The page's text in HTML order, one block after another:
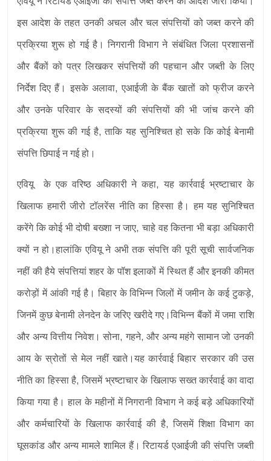
इस आदेश के तहत उनकी अचल और चल संपत्तियों को जब्त करने की
प्रक्रिया शुरू हो गई है। निगरानी विभाग ने संबंधित जिला प्रशासनों
और बैंकों को पत्र लिखकर संपत्तियों की पहचान और जब्ती के लिए
निर्देश दिए हैं। इसके अलावा, एआईजी के बैंक खातों को फ्रीज करने
और उनके परिवार के सदस्यों की संपत्तियों की भी जांच करने की
प्रक्रिया शुरू की गई है, ताकि यह सुनिश्चित हो सके कि कोई बेनामी
संपत्ति छिपाई न गई हो।
एवियू के एक वरिष्ठ अधिकारी ने कहा, यह कार्रवाई भ्रष्टाचार के
खिलाफ हमारी जीरो टॉलरेंस नीति का हिस्सा है। हम यह सुनिश्चित
करेंगे कि कोई भी दोषी बख्शा न जाए, चाहे वह कितना भी बड़ा अधिकारी
क्यों न हो।हालांकि एवियू ने अभी तक संपत्ति की पूरी सूची सार्वजनिक
नहीं की हैये संपत्तियां शहर के पॉश इलाकों में स्थित हैं और इनकी कीमत
करोड़ों में आंकी गई है। बिहार के विभिन्न जिलों में जमीन के कई टुकड़े,
जिनमें कुछ बेनामी लेनदेन के जरिए खरीदे गए।विभिन्न बैंकों में जमा राशि
और अन्य वित्तीय निवेश। सोना, गहने, और अन्य महंगे सामान जो उनकी
आय के स्रोतों से मेल नहीं खाते।यह कार्रवाई बिहार सरकार की उस
नीति का हिस्सा है, जिसमें भ्रष्टाचार के खिलाफ सख्त कार्रवाई का वादा
किया गया है। हाल के महीनों में निगरानी विभाग ने कई बड़े अधिकारियों
और कर्मचारियों के खिलाफ कार्रवाई की है, जिसमें शिक्षा विभाग का
घूसकांड और अन्य मामले शामिल हैं। रिटायर्ड एआईजी की संपत्ति जब्ती